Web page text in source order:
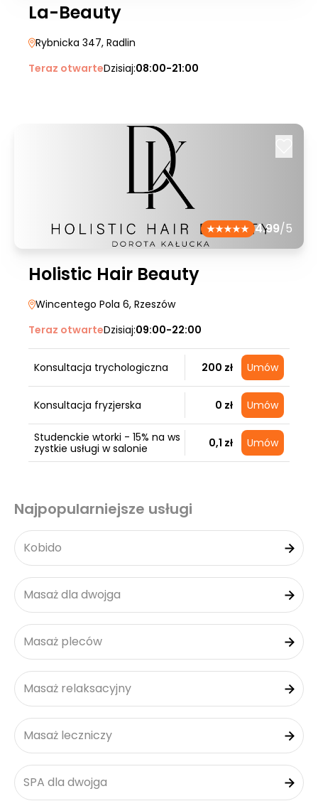
La-Beauty
Rybnicka 347, Radlin
Teraz otwarteDzisiaj:08:00-21:00
4.99/5
Holistic Hair Beauty
Wincentego Pola 6, Rzeszów
Teraz otwarteDzisiaj:09:00-22:00
Konsultacja trychologiczna 200 zł Umów
Konsultacja fryzjerska 0 zł Umów
Studenckie wtorki - 15% na ws
zystkie usługi w salonie
0,1 zł Umów
Najpopularniejsze usługi
Kobido
Masaż dla dwojga
Masaż pleców
Masaż relaksacyjny
Masaż leczniczy
SPA dla dwojga